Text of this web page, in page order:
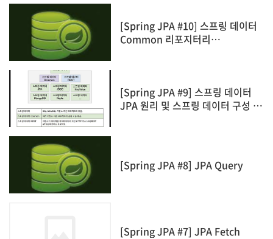
[Spring JPA #10] 스프링 데이터
Common 리포지터리
[Spring JPA #9] 스프링 데이터
JPA 원리 및 스프링 데이터 구성 요
[Spring JPA #8] JPA Query
[Spring JPA #7] JPA Fetch